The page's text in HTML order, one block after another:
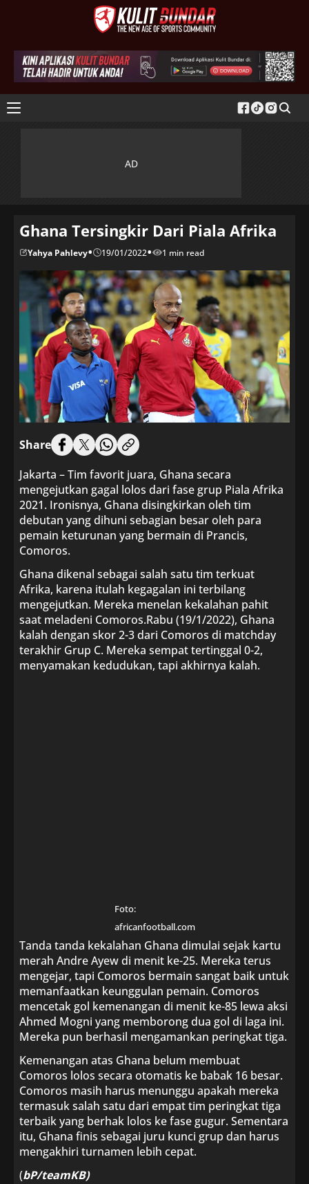
Ghana Tersingkir Dari Piala Afrika
Yahya Pahlevy• 19/01/2022• 1 min read
Share
Jakarta – Tim favorit juara, Ghana secara
mengejutkan gagal lolos dari fase grup Piala Afrika
2021. Ironisnya, Ghana disingkirkan oleh tim
debutan yang dihuni sebagian besar oleh para
pemain keturunan yang bermain di Prancis,
Comoros.
Ghana dikenal sebagai salah satu tim terkuat
Afrika, karena itulah kegagalan ini terbilang
mengejutkan. Mereka menelan kekalahan pahit
saat meladeni Comoros.Rabu (19/1/2022), Ghana
kalah dengan skor 2-3 dari Comoros di matchday
terakhir Grup C. Mereka sempat tertinggal 0-2,
menyamakan kedudukan, tapi akhirnya kalah.
Foto:
africanfootball.com
Tanda tanda kekalahan Ghana dimulai sejak kartu
merah Andre Ayew di menit ke-25. Mereka terus
mengejar, tapi Comoros bermain sangat baik untuk
memanfaatkan keunggulan pemain. Comoros
mencetak gol kemenangan di menit ke-85 lewa aksi
Ahmed Mogni yang memborong dua gol di laga ini.
Mereka pun berhasil mengamankan peringkat tiga.
Kemenangan atas Ghana belum membuat
Comoros lolos secara otomatis ke babak 16 besar.
Comoros masih harus menunggu apakah mereka
termasuk salah satu dari empat tim peringkat tiga
terbaik yang berhak lolos ke fase gugur. Sementara
itu, Ghana finis sebagai juru kunci grup dan harus
mengakhiri turnamen lebih cepat.
(bP/teamKB)